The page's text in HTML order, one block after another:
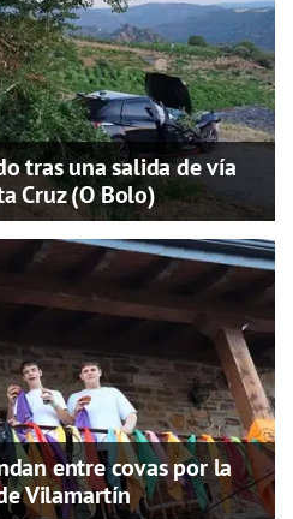
tras una salida de vía
Cruz (O Bolo)
entre covas por la
Vilamartín